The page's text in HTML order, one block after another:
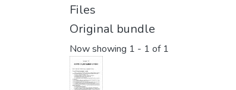
Files
Original bundle
Now showing 1 - 1 of 1